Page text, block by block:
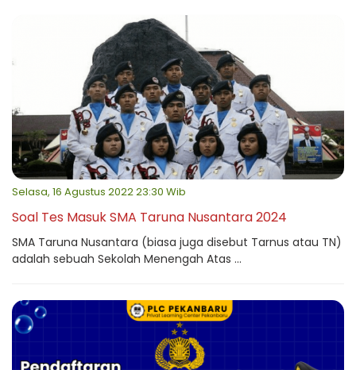
Selasa, 16 Agustus 2022 23:30 Wib
Soal Tes Masuk SMA Taruna Nusantara 2024
SMA Taruna Nusantara (biasa juga disebut Tarnus atau TN)
adalah sebuah Sekolah Menengah Atas ...